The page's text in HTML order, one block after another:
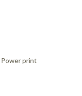
Power print